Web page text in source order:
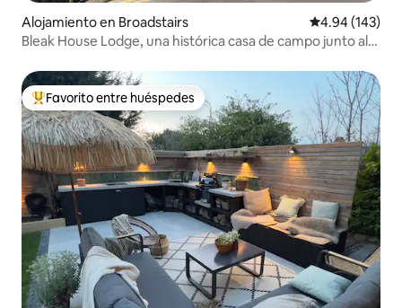
Alojamiento en Broadstairs Calificación
4.94 (143)
Bleak House Lodge, una histórica casa de campo junto al
Favorito entre huéspedes preferido
Favorito entre huéspedes